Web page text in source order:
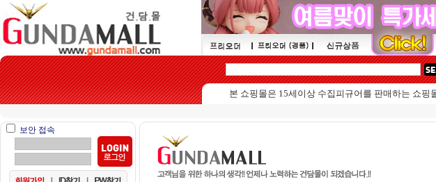
본 쇼핑몰은 15세이상 수집피규어를 판매하는 쇼핑몰입니다.
보안 접속